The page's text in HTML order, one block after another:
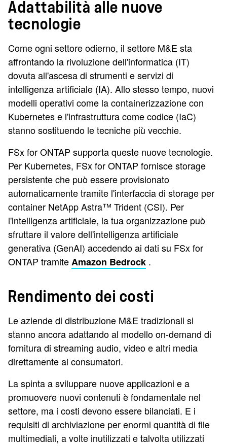
Adattabilità alle nuove
tecnologie
Come ogni settore odierno, il settore M&E sta
affrontando la rivoluzione dell'informatica (IT)
dovuta all'ascesa di strumenti e servizi di
intelligenza artificiale (IA). Allo stesso tempo, nuovi
modelli operativi come la containerizzazione con
Kubernetes e l'infrastruttura come codice (IaC)
stanno sostituendo le tecniche più vecchie.
FSx for ONTAP supporta queste nuove tecnologie.
Per Kubernetes, FSx for ONTAP fornisce storage
persistente che può essere provisionato
automaticamente tramite l'interfaccia di storage per
container NetApp Astra™ Trident (CSI). Per
l'intelligenza artificiale, la tua organizzazione può
sfruttare il valore dell'intelligenza artificiale
generativa (GenAI) accedendo ai dati su FSx for
ONTAP tramiteAmazon Bedrock .
Rendimento dei costi
Le aziende di distribuzione M&E tradizionali si
stanno ancora adattando al modello on-demand di
fornitura di streaming audio, video e altri media
direttamente ai consumatori.
La spinta a sviluppare nuove applicazioni e a
promuovere nuovi contenuti è fondamentale nel
settore, ma i costi devono essere bilanciati. E i
requisiti di archiviazione per enormi quantità di file
multimediali, a volte inutilizzati e talvolta utilizzati